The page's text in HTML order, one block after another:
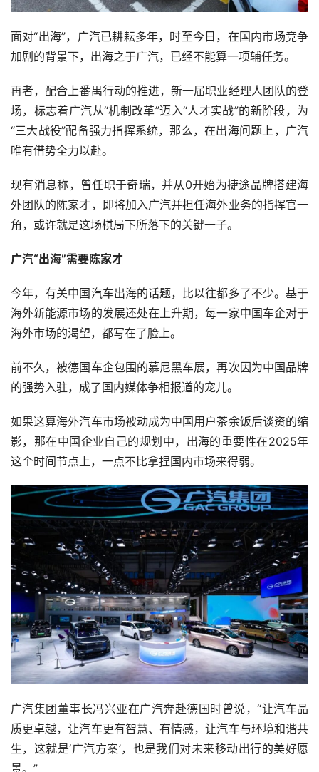
面对“出海”，广汽已耕耘多年，时至今日，在国内市场竞争
加剧的背景下，出海之于广汽，已经不能算一项辅任务。
再者，配合上番禺行动的推进，新一届职业经理人团队的登
场，标志着广汽从“机制改革”迈入“人才实战”的新阶段，为
“三大战役”配备强力指挥系统，那么，在出海问题上，广汽
唯有借势全力以赴。
现有消息称，曾任职于奇瑞，并从0开始为捷途品牌搭建海
外团队的陈家才，即将加入广汽并担任海外业务的指挥官一
角，或许就是这场棋局下所落下的关键一子。
广汽“出海”需要陈家才
今年，有关中国汽车出海的话题，比以往都多了不少。基于
海外新能源市场的发展还处在上升期，每一家中国车企对于
海外市场的渴望，都写在了脸上。
前不久，被德国车企包围的慕尼黑车展，再次因为中国品牌
的强势入驻，成了国内媒体争相报道的宠儿。
如果这算海外汽车市场被动成为中国用户茶余饭后谈资的缩
影，那在中国企业自己的规划中，出海的重要性在2025年
这个时间节点上，一点不比拿捏国内市场来得弱。
广汽集团董事长冯兴亚在广汽奔赴德国时曾说，“让汽车品
质更卓越，让汽车更有智慧、有情感，让汽车与环境和谐共
生，这就是‘广汽方案’，也是我们对未来移动出行的美好愿
景。”